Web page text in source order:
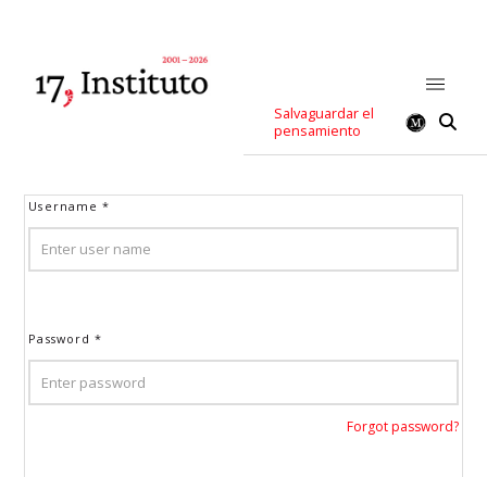
Salvaguardar el
pensamiento
Username*
Password*
Forgot password?